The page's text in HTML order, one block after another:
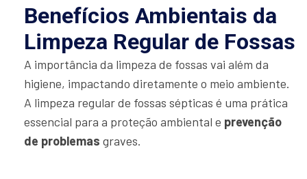
Benefícios Ambientais da
Limpeza Regular de Fossas
A importância da limpeza de fossas vai além da
higiene, impactando diretamente o meio ambiente.
A limpeza regular de fossas sépticas é uma prática
essencial para a proteção ambiental e prevenção
de problemas graves.